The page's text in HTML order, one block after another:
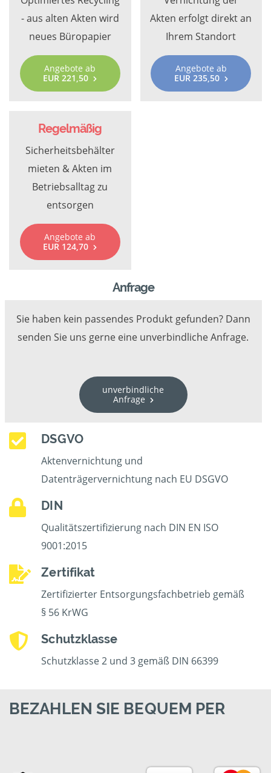
- aus alten Akten wird
neues Büropapier
Angebote ab
EUR 221,50
Akten erfolgt direkt an
Ihrem Standort
Angebote ab
EUR 235,50
Regelmäßig
Sicherheitsbehälter
mieten & Akten im
Betriebsalltag zu
entsorgen
Angebote ab
EUR 124,70
Anfrage
Sie haben kein passendes Produkt gefunden? Dann
senden Sie uns gerne eine unverbindliche Anfrage.
unverbindliche
Anfrage
DSGVO
Aktenvernichtung und
Datenträgervernichtung nach EU DSGVO
DIN
Qualitätszertifizierung nach DIN EN ISO
9001:2015
Zertifikat
Zertifizierter Entsorgungsfachbetrieb gemäß
§ 56 KrWG
Schutzklasse
Schutzklasse 2 und 3 gemäß DIN 66399
BEZAHLEN SIE BEQUEM PER